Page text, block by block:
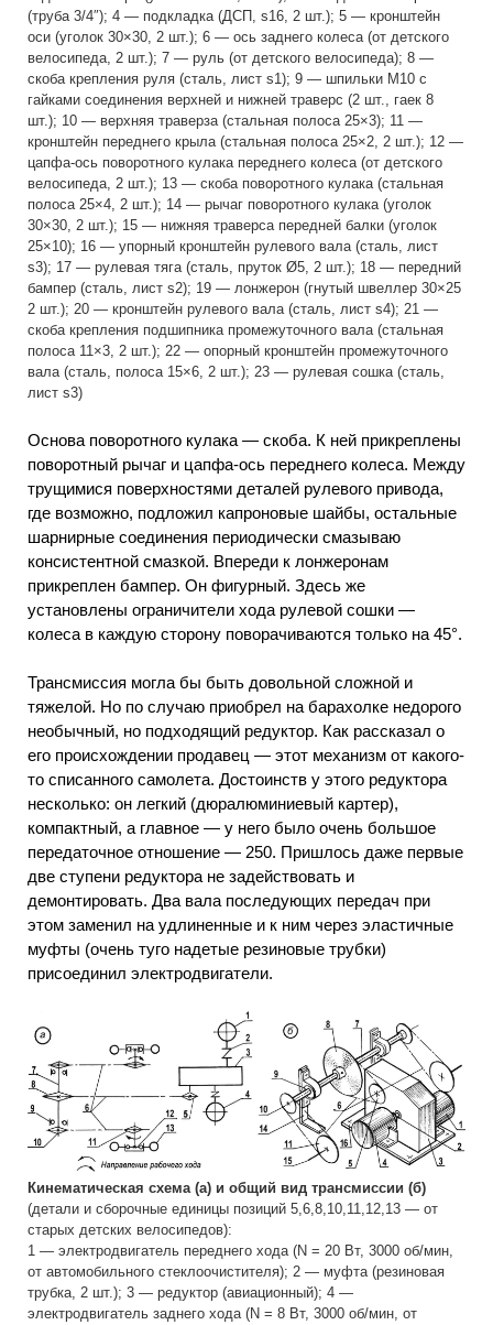
(труба 3/4″); 4 — подкладка (ДСП, s16, 2 шт.); 5 — кронштейн
оси (уголок 30×30, 2 шт.); 6 — ось заднего колеса (от детского
велосипеда, 2 шт.); 7 — руль (от детского велосипеда); 8 —
скоба крепления руля (сталь, лист s1); 9 — шпильки М10 с
гайками соединения верхней и нижней траверс (2 шт., гаек 8
шт.); 10 — верхняя траверза (стальная полоса 25×3); 11 —
кронштейн переднего крыла (стальная полоса 25×2, 2 шт.); 12 —
цапфа-ось поворотного кулака переднего колеса (от детского
велосипеда, 2 шт.); 13 — скоба поворотного кулака (стальная
полоса 25×4, 2 шт.); 14 — рычаг поворотного кулака (уголок
30×30, 2 шт.); 15 — нижняя траверса передней балки (уголок
25×10); 16 — упорный кронштейн рулевого вала (сталь, лист
s3); 17 — рулевая тяга (сталь, пруток Ø5, 2 шт.); 18 — передний
бампер (сталь, лист s2); 19 — лонжерон (гнутый швеллер 30×25
2 шт.); 20 — кронштейн рулевого вала (сталь, лист s4); 21 —
скоба крепления подшипника промежуточного вала (стальная
полоса 11×3, 2 шт.); 22 — опорный кронштейн промежуточного
вала (сталь, полоса 15×6, 2 шт.); 23 — рулевая сошка (сталь,
лист s3)
Основа поворотного кулака — скоба. К ней прикреплены
поворотный рычаг и цапфа-ось переднего колеса. Между
трущимися поверхностями деталей рулевого привода,
где возможно, подложил капроновые шайбы, остальные
шарнирные соединения периодически смазываю
консистентной смазкой. Впереди к лонжеронам
прикреплен бампер. Он фигурный. Здесь же
установлены ограничители хода рулевой сошки —
колеса в каждую сторону поворачиваются только на 45°.
Трансмиссия могла бы быть довольной сложной и
тяжелой. Но по случаю приобрел на барахолке недорого
необычный, но подходящий редуктор. Как рассказал о
его происхождении продавец — этот механизм от какого-
то списанного самолета. Достоинств у этого редуктора
несколько: он легкий (дюралюминиевый картер),
компактный, а главное — у него было очень большое
передаточное отношение — 250. Пришлось даже первые
две ступени редуктора не задействовать и
демонтировать. Два вала последующих передач при
этом заменил на удлиненные и к ним через эластичные
муфты (очень туго надетые резиновые трубки)
присоединил электродвигатели.
Кинематическая схема (а) и общий вид трансмиссии (б)
(детали и сборочные единицы позиций 5,6,8,10,11,12,13 — от
старых детских велосипедов):
1 — электродвигатель переднего хода (N = 20 Вт, 3000 об/мин,
от автомобильного стеклоочистителя); 2 — муфта (резиновая
трубка, 2 шт.); 3 — редуктор (авиационный); 4 —
электродвигатель заднего хода (N = 8 Вт, 3000 об/мин, от